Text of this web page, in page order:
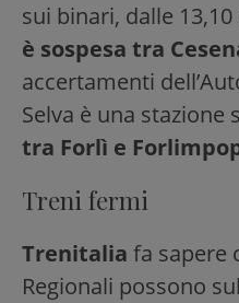
sui binari, dalle 13,10
è sospesa tra
accertamenti
Selva è una
tra Forlì e
Treni fermi
Trenitalia fa sapere
Regionali possono